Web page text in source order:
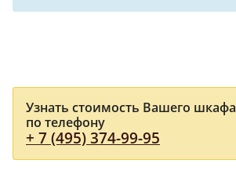
Узнать стоимость Вашего
по телефону
+ 7 (495) 374-99-95